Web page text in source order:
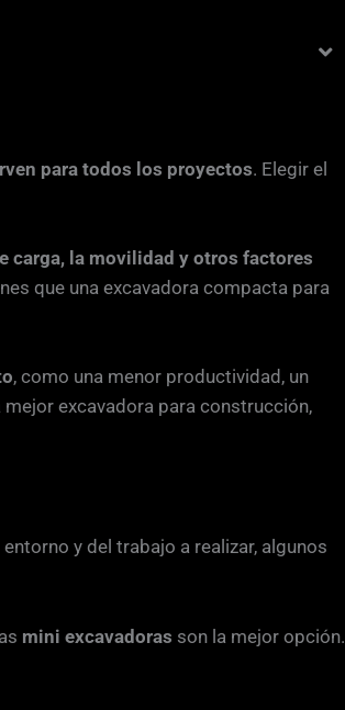
para todos los proyectos. Elegir el
carga, la movilidad y otros factores
que una excavadora compacta para
, como una menor productividad, un
excavadora para construcción,
y del trabajo a realizar, algunos
mini excavadoras son la mejor opción.